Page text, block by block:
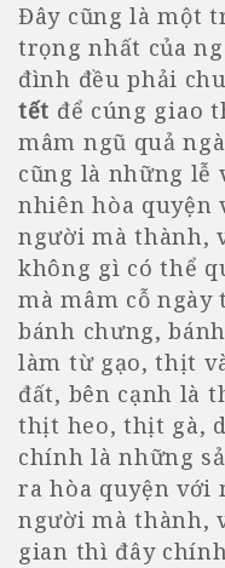
Đây cũng là một
trọng nhất của
đình đều phải
tết để cúng giao
mâm ngũ quả
cũng là những lễ
nhiên hòa quyện
người mà thành,
không gì có thể
mà mâm cỗ
bánh chưng,
làm từ gạo, thịt
đất, bên cạnh là
thịt heo, thịt gà,
chính là những
ra hòa quyện với
người mà thành,
gian thì đây